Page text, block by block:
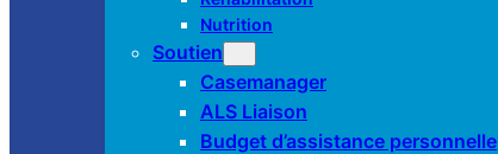
Nutrition
Soutien
Casemanager
ALS Liaison
Budget d’assistance personnelle